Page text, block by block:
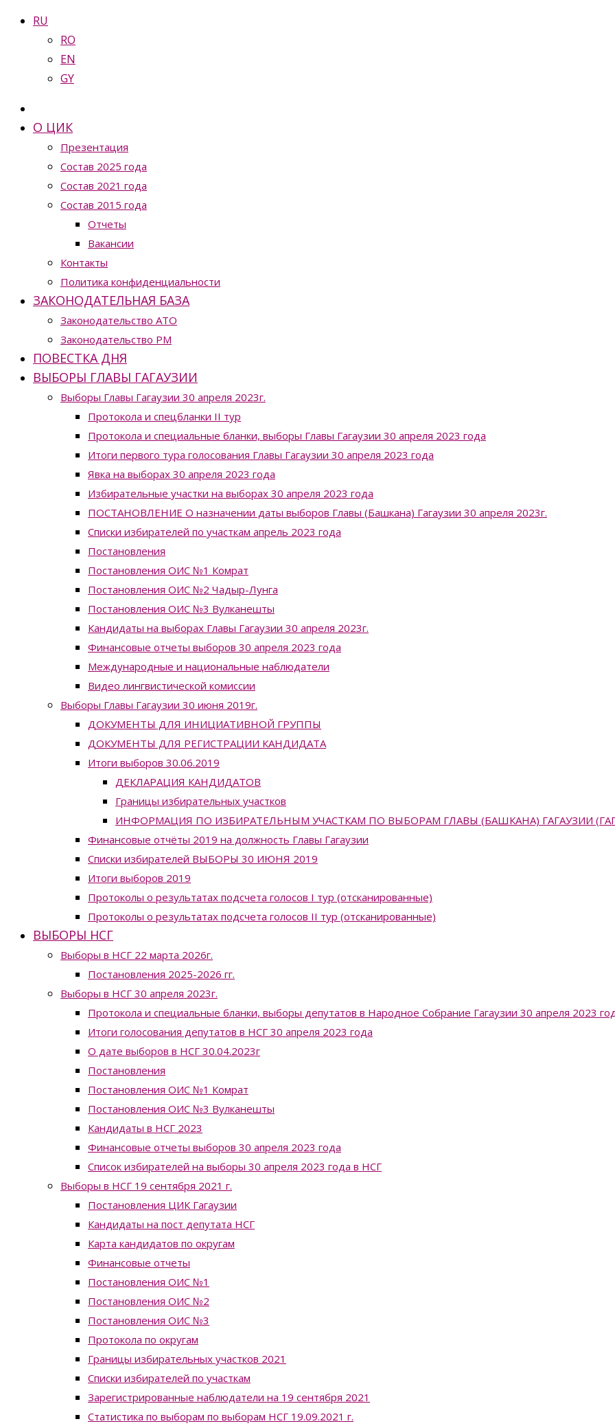
RU
RO
EN
GY
О ЦИК
Презентация
Состав 2025 года
Состав 2021 года
Состав 2015 года
Отчеты
Вакансии
Контакты
Политика конфиденциальности
ЗАКОНОДАТЕЛЬНАЯ БАЗА
Законодательство ATO
Законодательство РМ
ПОВЕСТКА ДНЯ
ВЫБОРЫ ГЛАВЫ ГАГАУЗИИ
Выборы Главы Гагаузии 30 апреля 2023г.
Протокола и спецбланки II тур
Протокола и специальные бланки, выборы Главы Гагаузии 30 апреля 2023 года
Итоги первого тура голосования Главы Гагаузии 30 апреля 2023 года
Явка на выборах 30 апреля 2023 года
Избирательные участки на выборах 30 апреля 2023 года
ПОСТАНОВЛЕНИЕ О назначении даты выборов Главы (Башкана) Гагаузии 30 апреля 2023г.
Списки избирателей по участкам апрель 2023 года
Постановления
Постановления ОИС №1 Комрат
Постановления ОИС №2 Чадыр-Лунга
Постановления ОИС №3 Вулканешты
Кандидаты на выборах Главы Гагаузии 30 апреля 2023г.
Финансовые отчеты выборов 30 апреля 2023 года
Международные и национальные наблюдатели
Видео лингвистической комиссии
Выборы Главы Гагаузии 30 июня 2019г.
ДОКУМЕНТЫ ДЛЯ ИНИЦИАТИВНОЙ ГРУППЫ
ДОКУМЕНТЫ ДЛЯ РЕГИСТРАЦИИ КАНДИДАТА
Итоги выборов 30.06.2019
ДЕКЛАРАЦИЯ КАНДИДАТОВ
Границы избирательных участков
ИНФОРМАЦИЯ ПО ИЗБИРАТЕЛЬНЫМ УЧАСТКАМ ПО ВЫБОРАМ ГЛАВЫ (БАШКАНА) ГАГАУЗИИ
Финансовые отчёты 2019 на должность Главы Гагаузии
Списки избирателей ВЫБОРЫ 30 ИЮНЯ 2019
Итоги выборов 2019
Протоколы о результатах подсчета голосов I тур (отсканированные)
Протоколы о результатах подсчета голосов II тур (отсканированные)
ВЫБОРЫ НСГ
Выборы в НСГ 22 марта 2026г.
Постановления 2025-2026 гг.
Выборы в НСГ 30 апреля 2023г.
Протокола и специальные бланки, выборы депутатов в Народное Собрание Гагаузии 30 апреля 2023
Итоги голосования депутатов в НСГ 30 апреля 2023 года
О дате выборов в НСГ 30.04.2023г
Постановления
Постановления ОИС №1 Комрат
Постановления ОИС №3 Вулканешты
Кандидаты в НСГ 2023
Финансовые отчеты выборов 30 апреля 2023 года
Список избирателей на выборы 30 апреля 2023 года в НСГ
Выборы в НСГ 19 сентября 2021 г.
Постановления ЦИК Гагаузии
Кандидаты на пост депутата НСГ
Карта кандидатов по округам
Финансовые отчеты
Постановления ОИС №1
Постановления ОИС №2
Постановления ОИС №3
Протокола по округам
Границы избирательных участков 2021
Списки избирателей по участкам
Зарегистрированные наблюдатели на 19 сентября 2021
Статистика по выборам по выборам НСГ 19.09.2021 г.